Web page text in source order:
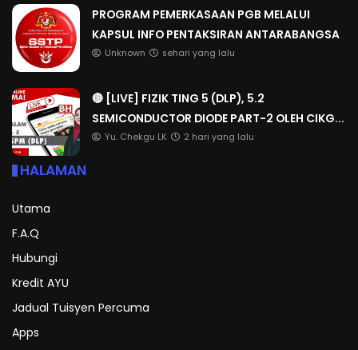
PROGRAM PEMERKASAAN PGB MELALUI
KAPSUL INFO PENTAKSIRAN ANTARABANGSA
Unknown sehari yang lalu
🔴 [LIVE] FIZIK TING 5 (DLP), 5.2
SEMICONDUCTOR DIODE PART-2 OLEH CIKG...
Yu. Chekgu LK 2 hari yang lalu
HALAMAN
Utama
F.A.Q
Hubungi
Kredit AYU
Jadual Tuisyen Percuma
Apps